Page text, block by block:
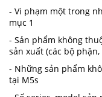
- Vi phạm một trong
mục 1
- Sản phẩm không
sản xuất (các bộ
- Những sản phẩm
tại M5s